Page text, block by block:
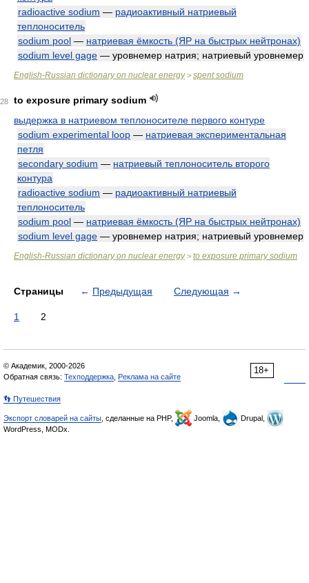
radioactive sodium — радиоактивный натриевый
теплоноситель
sodium pool — натриевая ёмкость (ЯР на быстрых нейтронах)
sodium level gage — уровнемер натрия; натриевый уровнемер
English-Russian dictionary on nuclear energy> spent sodium
28
to exposure primary sodium
выдержка в натриевом теплоносителе первого контуре
sodium experimental loop — натриевая экспериментальная
петля
secondary sodium — натриевый теплоноситель второго
контура
radioactive sodium — радиоактивный натриевый
теплоноситель
sodium pool — натриевая ёмкость (ЯР на быстрых нейтронах)
sodium level gage — уровнемер натрия; натриевый уровнемер
English-Russian dictionary on nuclear energy> to exposure primary sodium
Страницы ← Предыдущая Следующая →
1 2
18+
© Академик, 2000-2026
Обратная связь: Техподдержка Реклама на сайте
👣 Путешествия
Экспорт словарей на сайты , сделанные на PHP, Joomla,
Drupal,
WordPress, MODx.